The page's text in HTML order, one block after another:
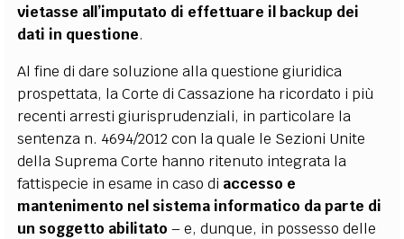
vietasse all’imputato di effettuare il backup dei
dati in questione.
Al fine di dare soluzione alla questione giuridica
prospettata, la Corte di Cassazione ha ricordato i più
recenti arresti giurisprudenziali, in particolare la
sentenza n. 4694/2012 con la quale le Sezioni Unite
della Suprema Corte hanno ritenuto integrata la
fattispecie in esame in caso di accesso e
mantenimento nel sistema informatico da parte di
un soggetto abilitato– e, dunque, in possesso delle